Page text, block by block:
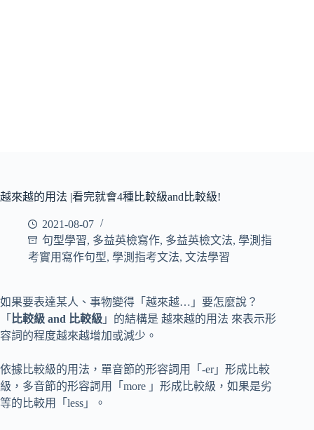
越來越的用法 |看完就會4種比較級and比較級!
2021-08-07
句型學習, 多益英檢寫作, 多益英檢文法, 學測指
考實用寫作句型, 學測指考文法, 文法學習
如果要表達某人、事物變得「越來越…」要怎麼說？
「 比較級 and 比較級 」的結構是 越來越的用法 來表示形
容詞的程度越來越增加或減少。
依據比較級的用法，單音節的形容詞用「-er」形成比較
級，多音節的形容詞用「more 」形成比較級，如果是劣
等的比較用「less」。